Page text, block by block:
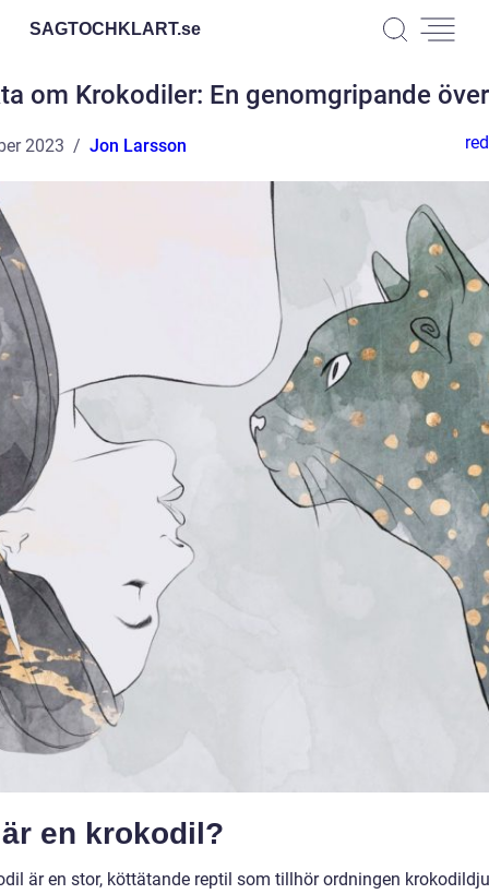
SAGTOCHKLART.se
om Krokodiler: En genomgripande
2023 Jon Larsson
en krokodil?
är en stor, köttätande reptil som tillhör ordningen